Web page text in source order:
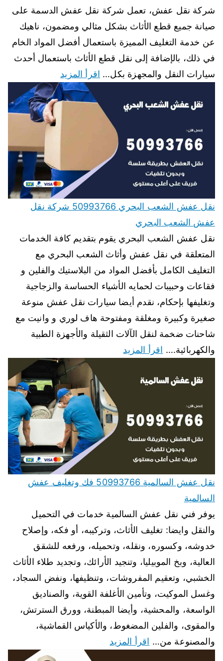
شركة نقل عفش، تعمل شركة نقل عفش الدسمة على
صيانة جميع قطع الأثاث بشكل مثالي ومضمون، ناهيك
عن خدمة التغليف المميزة باستعمال أفضل المواد الخام
في ذلك، بالإضافة إلى نقل قطع الأثاث باستعمال أحدث
سيارات النقل والمجهزة بكل… اقرأ المزيد
نقل عفش الشعب البحري 50993766 شركة نقل
عفش الشعب البحري
نقل عفش الشعب البحري يقوم بتقديم كافة الخدمات
المتعلقة في نقل عفش وأثاث الشعب البحري مع
التغليف الكامل بأفضل المواد من البلاستيك والفلين و
فقاعات وحبيبات لحمايه الأشياء الحساسة والزجاجية
وتغليفها بإحكام، نقدم أيضا سيارات نقل عفش منوعة
صغيرة وكبيرة ومغلقة ومفتوحة هاف لوري و وانيت مع
شاحنات ضخمة لنقل الآلات الثقيلة والأجهزة الطبية
والكهربائية.… اقرأ المزيد
نقل عفش السالمية 50993766 فك وتغليف عفش
السالمية
يوفر فني نقل عفش السالمية خدمات في التحميل
والنقل وايضا: تغليف الأثاث، وتركيبه، أو فكه، وإصلاح
خدوشه، وكسوره، ونقله، وتحميله، ورفعه للشقق
العالية، وبخ الموبيليا، وتنجيد الأرائك، وتجديد طلاء الأثاث
الخشبي، وتعقيم المفروشات، وتنظيفها، ونفض السجاد،
وغسل الموكيت، وتأمين الأغلفة القوية، والصناديق
الواسعة، والمحشية، وأيضا المبطنة، وورق السترتش،
والمقوى، والفلين المضغوط، والأكياس القماشية،
والمصنوعة من… اقرأ المزيد